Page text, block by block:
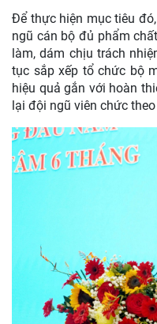
Để thực hiện mục tiêu
ngũ cán bộ đủ phẩm
làm, dám chịu trách
tục sắp xếp tổ chức bộ
hiệu quả gắn với hoàn
lại đội ngũ viên chức